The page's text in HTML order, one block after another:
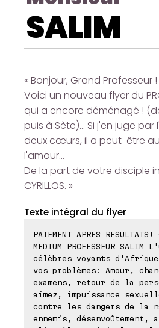
SALIM
« Bonjour, Grand Professeur !
Voici un nouveau flyer du
qui a encore déménagé !
puis à Sète)... Si j'en juge
deux cœurs, il a peut-être
l'amour...
De la part de votre disciple
CYRILLOS. »
Texte intégral du flyer
PAIEMENT APRES RESULTATS!
MEDIUM PROFESSEUR
célèbres voyants
vos problèmes: Amour,
examens, retour de la
aimez, impuissance
contre les dangers de la
ennemis,